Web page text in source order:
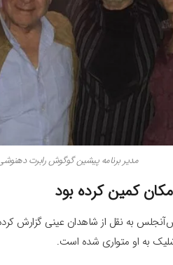
مدیر برنامه پیشین گوگوش رابرت
کمین کرده بود
به نقل از شاهدان عینی گزارش
به او متواری شده است.